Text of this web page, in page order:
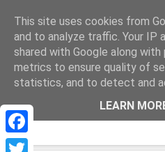
Facebook
LA VERDAD SOBRE LA
CONVENTOS EN LA
This site uses cookies from
and to analyze traffic. Your IP
shared with Google along
metrics to ensure quality of
statistics, and to detect and
LEARN